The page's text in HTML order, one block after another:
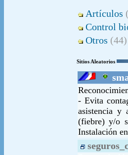
Artículos
Control
Otros (44)
Sitios Aleatorios
- Evita
asistencia y
(fiebre) y/o
Instalación